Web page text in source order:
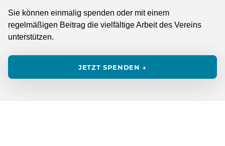
Sie können einmalig spenden oder mit einem
regelmäßigen Beitrag die vielfältige Arbeit des Vereins
unterstützen.
JETZT SPENDEN →